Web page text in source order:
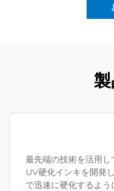
最先端の技術を活用
UV硬化インキを開発
で迅速に硬化するよ